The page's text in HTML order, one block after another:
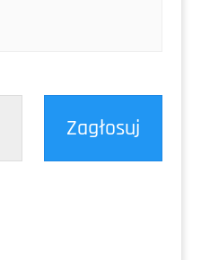
Zagłosuj